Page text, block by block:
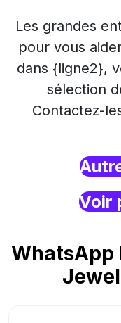
Les grandes
pour vous
dans {ligne2},
sélection
Contactez-
Voir
WhatsApp